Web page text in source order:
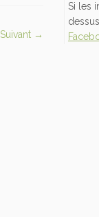
Suivant →
Si les